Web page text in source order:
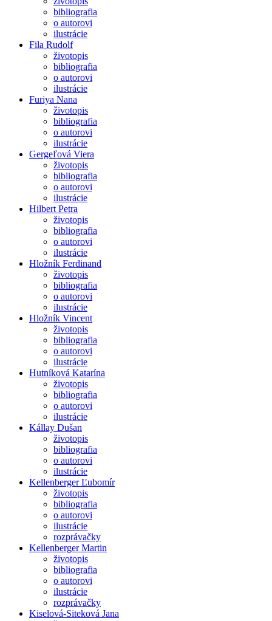
bibliografia
o autorovi
ilustrácie
Fila Rudolf
životopis
bibliografia
o autorovi
ilustrácie
Furiya Nana
životopis
bibliografia
o autorovi
ilustrácie
Gergeľová Viera
životopis
bibliografia
o autorovi
ilustrácie
Hilbert Petra
životopis
bibliografia
o autorovi
ilustrácie
Hložník Ferdinand
životopis
bibliografia
o autorovi
ilustrácie
Hložník Vincent
životopis
bibliografia
o autorovi
ilustrácie
Hutníková Katarína
životopis
bibliografia
o autorovi
ilustrácie
Kállay Dušan
životopis
bibliografia
o autorovi
ilustrácie
Kellenberger Ľubomír
životopis
bibliografia
o autorovi
ilustrácie
rozprávačky
Kellenberger Martin
životopis
bibliografia
o autorovi
ilustrácie
rozprávačky
Kiselová-Siteková Jana